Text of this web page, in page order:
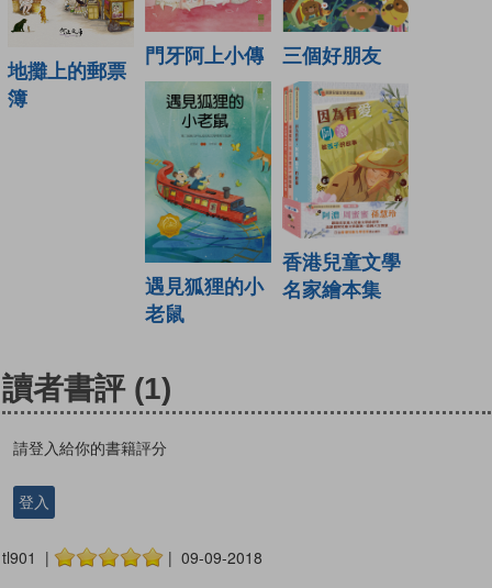
地攤上的郵票
簿
門牙阿上小傳 三個好朋友
遇見狐狸的小
老鼠
香港兒童文學
名家繪本集
讀者書評 (1)
請登入給你的書籍評分
登入
tl901 | | 09-09-2018